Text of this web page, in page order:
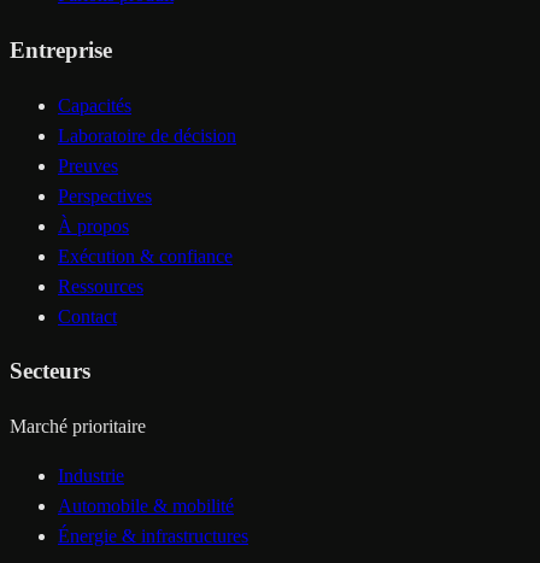
Entreprise
Capacités
Laboratoire de décision
Preuves
Perspectives
À propos
Exécution & confiance
Ressources
Contact
Secteurs
Marché prioritaire
Industrie
Automobile & mobilité
Énergie & infrastructures